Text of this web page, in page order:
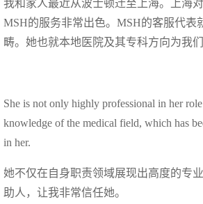
我和家人最近从波士顿迁至上海。上海
MSH的服务非常出色。MSH的客服代
畴。她也就本地医院及其专科方向为我
She is not only highly professional in her
knowledge of the medical field, which has
in her.
她不仅在自身职责领域展现出高度的专
助人，让我非常信任她。